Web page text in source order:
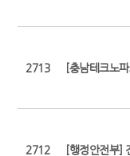
2713 [충남테크노
2712 [행정안전부]